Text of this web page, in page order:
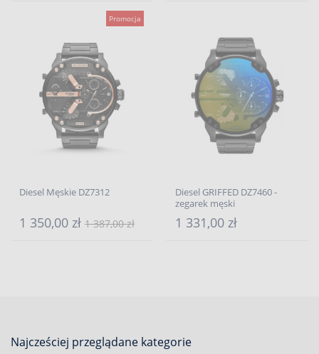
Promocja
Diesel Męskie DZ7312
1 350,00 zł 1 387,00 zł
Diesel GRIFFED DZ7460 -
zegarek męski
1 331,00 zł
Najcześciej przeglądane kategorie